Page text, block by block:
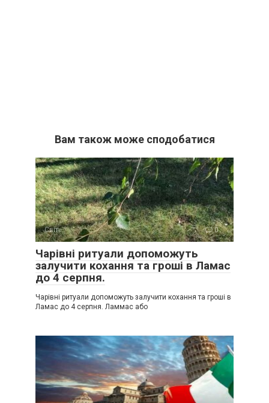
Вам також може сподобатися
Світ 0
Чарівні ритуали допоможуть
залучити кохання та гроші в Ламас
до 4 серпня.
Чарівні ритуали допоможуть залучити кохання та гроші в
Ламас до 4 серпня. Ламмас або